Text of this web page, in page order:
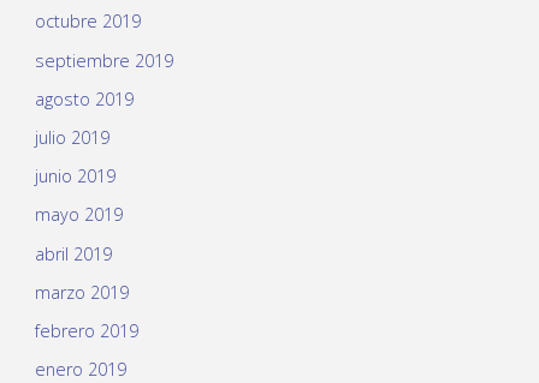
octubre 2019
septiembre 2019
agosto 2019
julio 2019
junio 2019
mayo 2019
abril 2019
marzo 2019
febrero 2019
enero 2019